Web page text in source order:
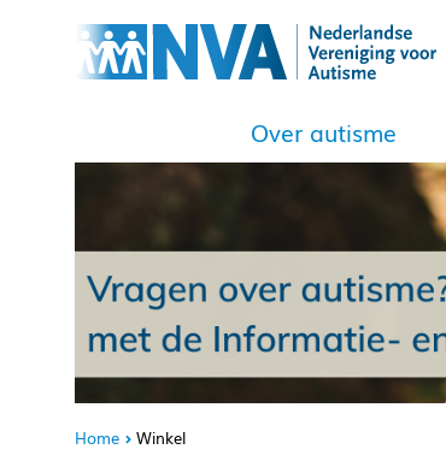
Over autisme
Home Winkel